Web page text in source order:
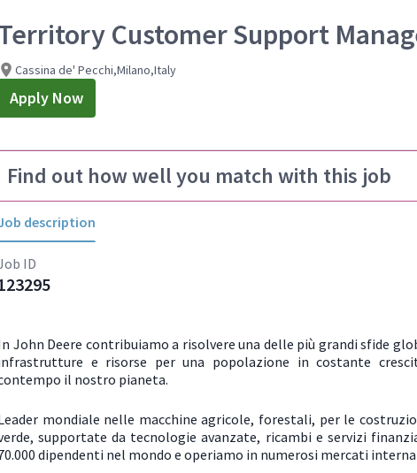
Customer Support
Cassina de' Pecchi,Milano,Italy
Apply Now
Find out how well you match with this job
description
ID
John Deere contribuiamo a risolvere una delle più grandi sfide
e risorse per una popolazione in costante
il nostro pianeta.
mondiale nelle macchine agricole, forestali, per le
supportate da tecnologie avanzate, ricambi e servizi
dipendenti nel mondo e operiamo in numerosi mercati